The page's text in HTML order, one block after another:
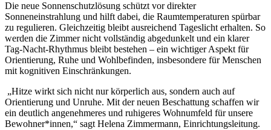
Die neue Sonnenschutzlösung schützt vor direkter
Sonneneinstrahlung und hilft dabei, die Raumtemperaturen spürbar
zu regulieren. Gleichzeitig bleibt ausreichend Tageslicht erhalten. So
werden die Zimmer nicht vollständig abgedunkelt und ein klarer
Tag-Nacht-Rhythmus bleibt bestehen – ein wichtiger Aspekt für
Orientierung, Ruhe und Wohlbefinden, insbesondere für Menschen
mit kognitiven Einschränkungen.
„Hitze wirkt sich nicht nur körperlich aus, sondern auch auf
Orientierung und Unruhe. Mit der neuen Beschattung schaffen wir
ein deutlich angenehmeres und ruhigeres Wohnumfeld für unsere
Bewohner*innen,“ sagt Helena Zimmermann, Einrichtungsleitung.